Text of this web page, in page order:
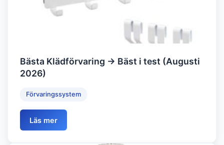
Bästa Klädförvaring → Bäst i test (Augusti
2026)
Förvaringssystem
Läs mer